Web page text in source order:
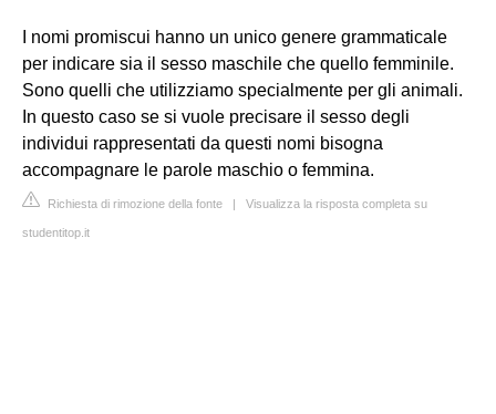
I nomi promiscui hanno un unico genere grammaticale
per indicare sia il sesso maschile che quello femminile.
Sono quelli che utilizziamo specialmente per gli animali.
In questo caso se si vuole precisare il sesso degli
individui rappresentati da questi nomi bisogna
accompagnare le parole maschio o femmina.
Richiesta di rimozione della fonte | Visualizza la risposta completa su
studentitop.it